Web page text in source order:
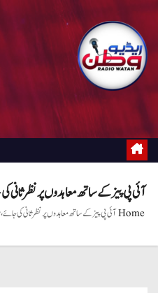
آئی پی پیز کے ساتھ معاہدوں پر نظر
Homeآئی پی پیز کے ساتھ معاہدوں پر نظر ثانی کی